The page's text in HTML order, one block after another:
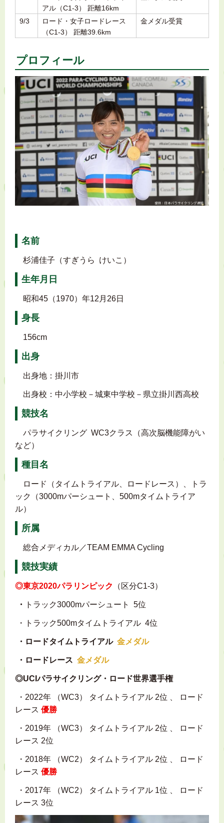
アル（C1-3） 距離16km
9/3
ロード・女子ロードレース
（C1-3） 距離39.6km
金メダル受賞
プロフィール
名前
杉浦佳子（すぎうら けいこ）
生年月日
昭和45（1970）年12月26日
身長
156cm
出身
出身地：掛川市
出身校：中小学校－城東中学校－県立掛川西高校
競技名
パラサイクリング WC3クラス（高次脳機能障がい
など）
種目名
ロード（タイムトライアル、ロードレース）、トラ
ック（3000mパーシュート、500mタイムトライア
ル）
所属
総合メディカル／TEAM EMMA Cycling
競技実績
◎東京2020パラリンピック （区分C1-3）
・ トラック3000mパーシュート 5位
・トラック500mタイムトライアル 4位
・ロードタイムトライアル 金メダル
・ロードレース 金メダル
◎UCIパラサイクリング・ロード世界選手権
・2022年 （WC3） タイムトライアル 2位 、 ロード
レース 優勝
・2019年 （WC3） タイムトライアル 2位 、 ロード
レース 2位
・2018年 （WC2） タイムトライアル 2位 、 ロード
レース 優勝
・2017年 （WC2） タイムトライアル 1位 、 ロード
レース 3位